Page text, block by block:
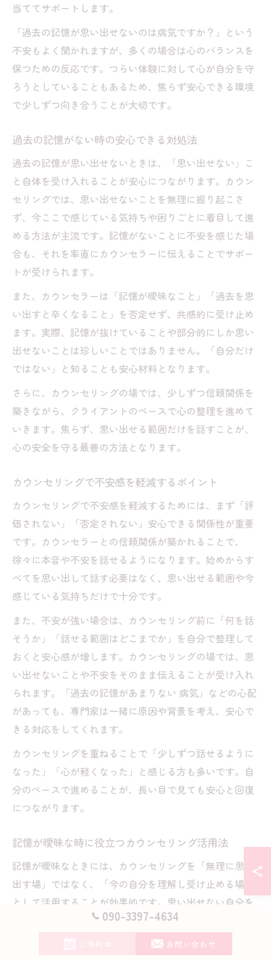
当ててサポートします。
「過去の記憶が思い出せないのは病気ですか？」という
不安もよく聞かれますが、多くの場合は心のバランスを
保つための反応です。つらい体験に対して心が自分を守
ろうとしていることもあるため、焦らず安心できる環境
で少しずつ向き合うことが大切です。
過去の記憶がない時の安心できる対処法
過去の記憶が思い出せないときは、「思い出せない」こ
と自体を受け入れることが安心につながります。カウン
セリングでは、思い出せないことを無理に掘り起こさ
ず、今ここで感じている気持ちや困りごとに着目して進
める方法が主流です。記憶がないことに不安を感じた場
合も、それを率直にカウンセラーに伝えることでサポー
トが受けられます。
また、カウンセラーは「記憶が曖昧なこと」「過去を思
い出すと辛くなること」を否定せず、共感的に受け止め
ます。実際、記憶が抜けていることや部分的にしか思い
出せないことは珍しいことではありません。「自分だけ
ではない」と知ることも安心材料となります。
さらに、カウンセリングの場では、少しずつ信頼関係を
築きながら、クライアントのペースで心の整理を進めて
いきます。焦らず、思い出せる範囲だけを話すことが、
心の安全を守る最善の方法となります。
カウンセリングで不安感を軽減するポイント
カウンセリングで不安感を軽減するためには、まず「評
価されない」「否定されない」安心できる関係性が重要
です。カウンセラーとの信頼関係が築かれることで、
徐々に本音や不安を話せるようになります。始めからす
べてを思い出して話す必要はなく、思い出せる範囲や今
感じている気持ちだけで十分です。
また、不安が強い場合は、カウンセリング前に「何を話
そうか」「話せる範囲はどこまでか」を自分で整理して
おくと安心感が増します。カウンセリングの場では、思
い出せないことや不安をそのまま伝えることが受け入れ
られます。「過去の記憶があまりない 病気」などの心配
があっても、専門家は一緒に原因や背景を考え、安心で
きる対応をしてくれます。
カウンセリングを重ねることで「少しずつ話せるように
なった」「心が軽くなった」と感じる方も多いです。自
分のペースで進めることが、長い目で見ても安心と回復
につながります。
記憶が曖昧な時に役立つカウンセリング活用法
記憶が曖昧なときには、カウンセリングを「無理に思い
出す場」ではなく、「今の自分を理解し受け止める場」
として活用することが効果的です。思い出せない自分を
否定せず、安心して話せる環境を整えることで、心の緊
張がほぐれやすくなります。
090-3397-4634
ご予約 お問い合わせ